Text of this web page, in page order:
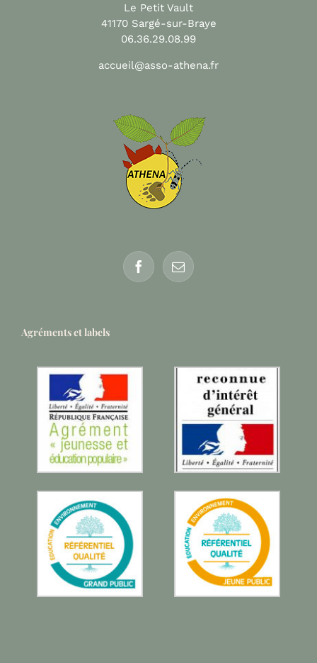
Le Petit Vault
41170 Sargé-sur-Braye
06.36.29.08.99
accueil@asso-athena.fr
Agréments et labels